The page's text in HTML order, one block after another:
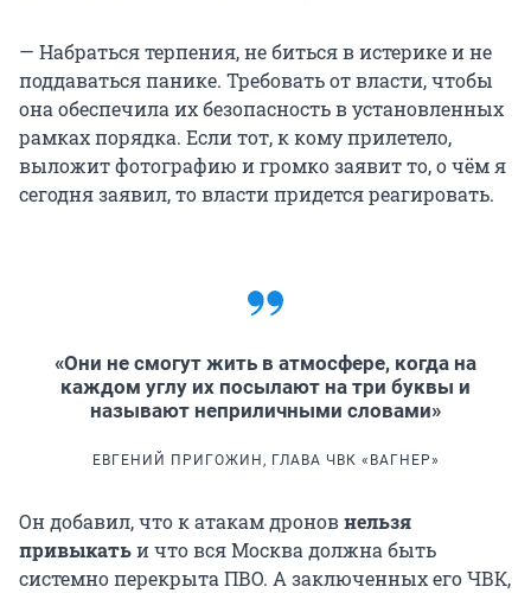
— Набраться терпения, не биться в истерике и не
поддаваться панике. Требовать от власти, чтобы
она обеспечила их безопасность в установленных
рамках порядка. Если тот, к кому прилетело,
выложит фотографию и громко заявит то, о чём я
сегодня заявил, то власти придется реагировать.
«Они не смогут жить в атмосфере, когда на
каждом углу их посылают на три буквы и
называют неприличными словами»
ЕВГЕНИЙ ПРИГОЖИН, ГЛАВА ЧВК «ВАГНЕР»
Он добавил, что к атакам дроновнельзя
привыкатьи что вся Москва должна быть
системно перекрыта ПВО. А заключенных его ЧВК,